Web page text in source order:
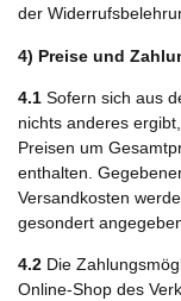
der
4) Preise und
4.1 Sofern sich aus
nichts anderes
Preisen um
enthalten.
Versandkosten
gesondert
4.2 Die
Online-Shop des